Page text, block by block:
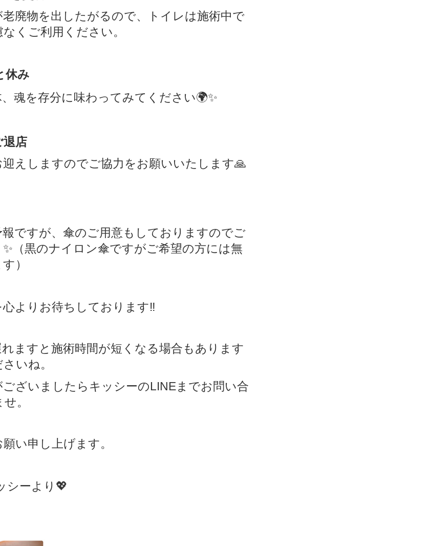
廃物を出したがるので、トイレは施術中で
くご利用ください。
休み
魂を存分に味わってみてください🌍✨
店
えしますのでご協力をお願いいたします🙏
ですが、傘のご用意もしておりますのでご
（黒のナイロン傘ですがご希望の方には無
）
よりお待ちしております‼️
ますと施術時間が短くなる場合もあります
いね。
ざいましたらキッシーのLINEまでお問い合
。
い申し上げます。
シーより 💖